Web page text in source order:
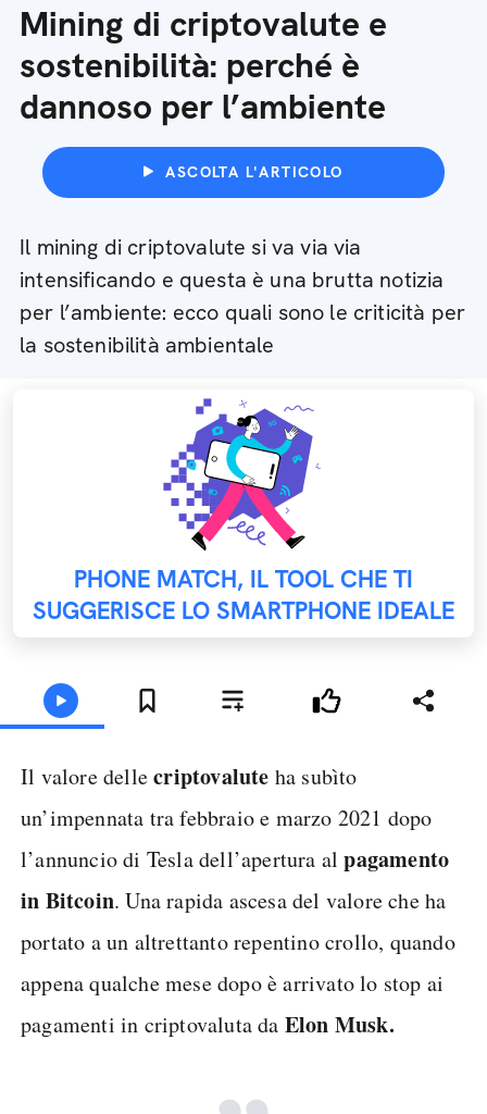
Mining di criptovalute e
sostenibilità: perché è
dannoso per l’ambiente
ASCOLTA L'ARTICOLO
Il mining di criptovalute si va via via
intensificando e questa è una brutta notizia
per l’ambiente: ecco quali sono le criticità per
la sostenibilità ambientale
PHONE MATCH, IL TOOL CHE TI
SUGGERISCE LO SMARTPHONE IDEALE
Il valore dellecriptovalute ha subìto
un’impennata tra febbraio e marzo 2021 dopo
l’annuncio di Tesla dell’apertura alpagamento
in Bitcoin. Una rapida ascesa del valore che ha
portato a un altrettanto repentino crollo, quando
appena qualche mese dopo è arrivato lo stop ai
pagamenti in criptovaluta da Elon Musk.